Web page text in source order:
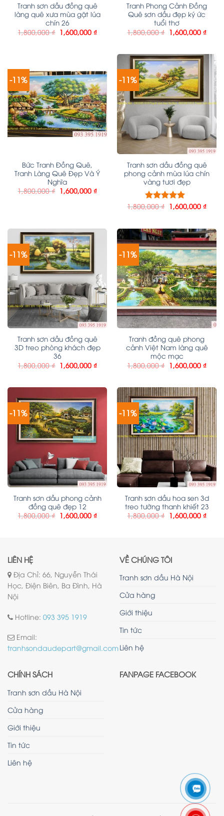
Tranh sơn dầu đồng quê
làng quê xưa mùa gặt lúa
chín 26
1,800,000₫ 1,600,000 ₫
Tranh Phong Cảnh Đồng
Quê sơn dầu đẹp ký ức
tuổi thơ
1,800,000₫ 1,600,000 ₫
-11%
Bức Tranh Đồng Quê,
Tranh Làng Quê Đẹp Và Ý
Nghĩa
1,800,000₫ 1,600,000 ₫
-11%
Tranh sơn dầu đồng quê
phong cảnh mùa lúa chín
vàng tươi đẹp
Được xếp
1,800,000₫ 1,600,000 ₫
-11%
Tranh sơn dầu đồng quê
3D treo phòng khách đẹp
36
1,800,000₫ 1,600,000 ₫
-11%
Tranh đồng quê phong
cảnh Việt Nam làng quê
mộc mạc
1,800,000₫ 1,600,000 ₫
-11%
Tranh sơn dầu phong cảnh
đồng quê đẹp 12
1,800,000₫ 1,600,000 ₫
-11%
Tranh sơn dầu hoa sen 3d
treo tường thanh khiết 23
1,800,000₫ 1,600,000 ₫
LIÊN HỆ
Địa Chỉ: 66, Nguyễn Thái
Học, Điện Biên, Ba Đình, Hà
Nội
Hotline: 093 395 1919
Email:
tranhsondaudepart@gmail.com
VỀ CHÚNG TÔI
Tranh sơn dầu Hà Nội
Cửa hàng
Giới thiệu
Tin tức
Liên hệ
CHÍNH SÁCH
Tranh sơn dầu Hà Nội
Cửa hàng
Giới thiệu
Tin tức
Liên hệ
FANPAGE FACEBOOK